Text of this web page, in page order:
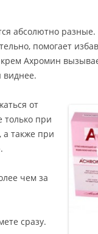
абсолютно
помогает
Ахромин
виднее.
от
только при
а также при
чем за
сразу.